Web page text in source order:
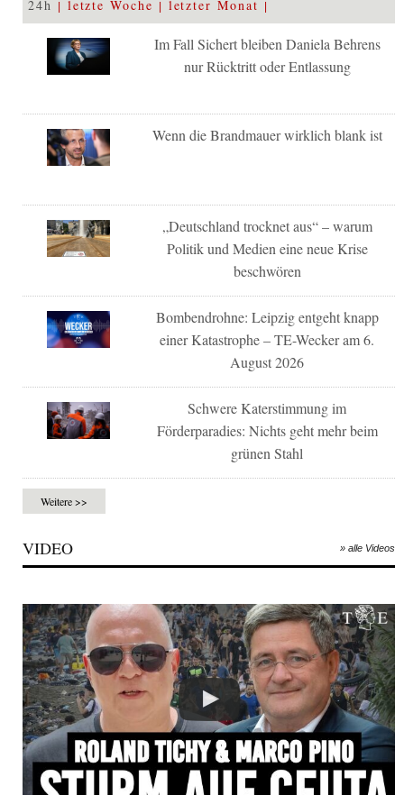
24h letzte Woche letzter Monat
Im Fall Sichert bleiben Daniela Behrens
nur Rücktritt oder Entlassung
Wenn die Brandmauer wirklich blank ist
„Deutschland trocknet aus“ – warum
Politik und Medien eine neue Krise
beschwören
Bombendrohne: Leipzig entgeht knapp
einer Katastrophe – TE-Wecker am 6.
August 2026
Schwere Katerstimmung im
Förderparadies: Nichts geht mehr beim
grünen Stahl
Weitere >>
VIDEO » alle Videos